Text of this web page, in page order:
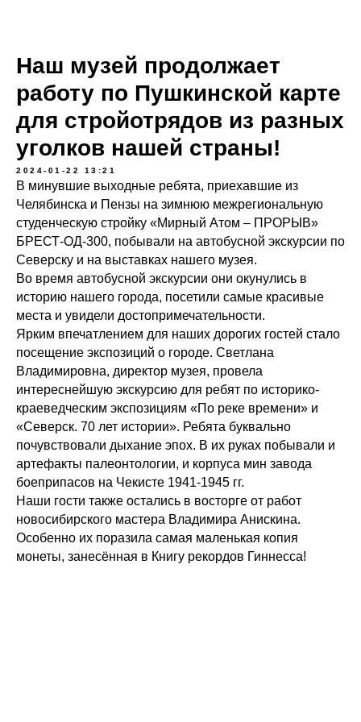
Наш музей продолжает
работу по Пушкинской карте
для стройотрядов из разных
уголков нашей страны!
2024-01-22 13:21
В минувшие выходные ребята, приехавшие из
Челябинска и Пензы на зимнюю межрегиональную
студенческую стройку «Мирный Атом – ПРОРЫВ»
БРЕСТ-ОД-300, побывали на автобусной экскурсии по
Северску и на выставках нашего музея.
Во время автобусной экскурсии они окунулись в
историю нашего города, посетили самые красивые
места и увидели достопримечательности.
Ярким впечатлением для наших дорогих гостей стало
посещение экспозиций о городе. Светлана
Владимировна, директор музея, провела
интереснейшую экскурсию для ребят по историко-
краеведческим экспозициям «По реке времени» и
«Северск. 70 лет истории». Ребята буквально
почувствовали дыхание эпох. В их руках побывали и
артефакты палеонтологии, и корпуса мин завода
боеприпасов на Чекисте 1941-1945 гг.
Наши гости также остались в восторге от работ
новосибирского мастера Владимира Анискина.
Особенно их поразила самая маленькая копия
монеты, занесённая в Книгу рекордов Гиннесса!